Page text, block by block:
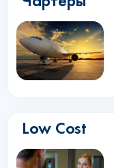
Low Cost